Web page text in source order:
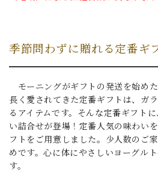
季節問わずに贈れる定番ギ
モーニングがギフトの発送を始め
長く愛されてきた定番ギフトは、ガ
るアイテムです。そんな定番ギフト
い詰合せが登場！定番人気の味わい
フトをご用意しました。少人数のご
めです。心に体にやさしいヨーグル
す。